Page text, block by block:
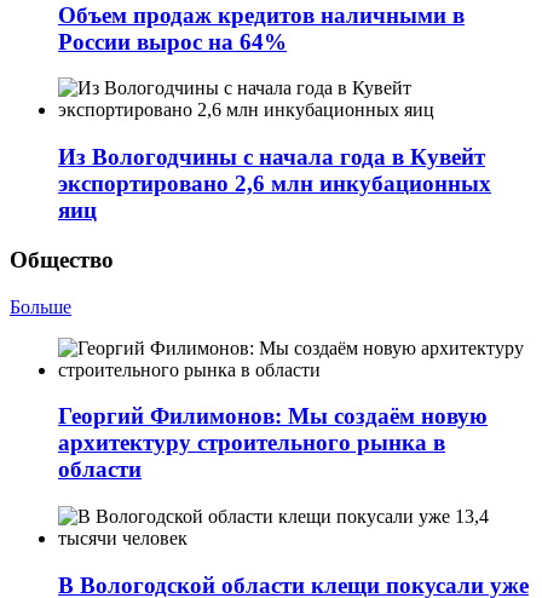
Объем продаж кредитов наличными в
России вырос на 64%
Из Вологодчины с начала года в Кувейт
экспортировано 2,6 млн инкубационных
яиц
Общество
Больше
Георгий Филимонов: Мы создаём новую
архитектуру строительного рынка в
области
В Вологодской области клещи покусали уже